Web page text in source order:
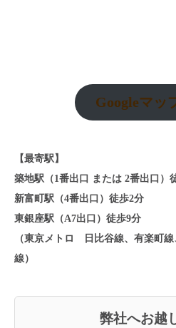
Googleマッ
【最寄駅】
築地駅（1番出口 または 2番出口）
新富町駅（4番出口）徒歩2分
東銀座駅（A7出口）徒歩9分
（東京メトロ 日比谷線、有楽町
線）
弊社へお越